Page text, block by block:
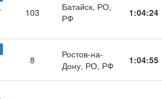
103
Батайск, РО,
РФ
1:04:24
8
Ростов-на-
Дону, РО, РФ
1:04:55